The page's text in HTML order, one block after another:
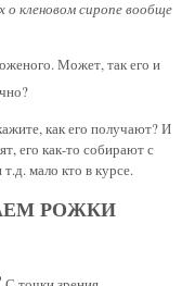
о кленовом сиропе вообще
Может, так его и
как его получают? И
его как-то собирают с
т.д. мало кто в курсе.
РОЖКИ